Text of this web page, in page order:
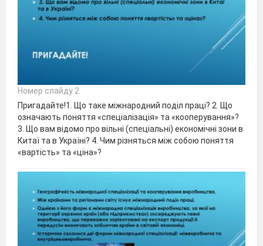
Номер слайду 2
Пригадайте!1. Що таке міжнародний поділ праці? 2. Що
означають поняття «спеціалізація» та «кооперування»?
3. Що вам відомо про вільні (спеціальні) економічні зони в
Китаї та в Україні? 4. Чим різняться між собою поняття
«вартість» та «ціна»?